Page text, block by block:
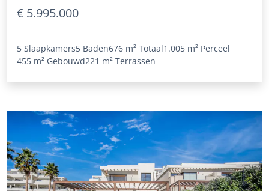
€ 5.995.000
5 Slaapkamers5 Baden676 m² Totaal1.005 m² Perceel
455 m² Gebouwd221 m² Terrassen